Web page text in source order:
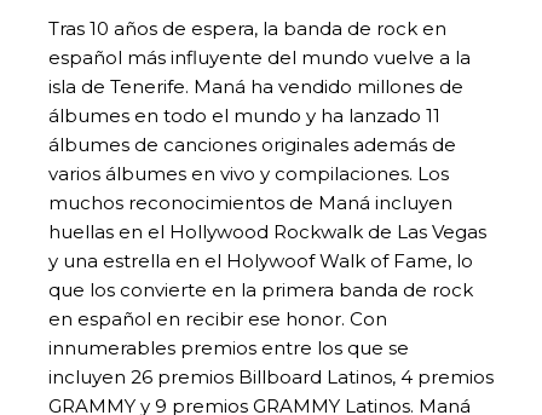
Tras 10 años de espera, la banda de rock en
español más influyente del mundo vuelve a la
isla de Tenerife. Maná ha vendido millones de
álbumes en todo el mundo y ha lanzado 11
álbumes de canciones originales además de
varios álbumes en vivo y compilaciones. Los
muchos reconocimientos de Maná incluyen
huellas en el Hollywood Rockwalk de Las Vegas
y una estrella en el Holywoof Walk of Fame, lo
que los convierte en la primera banda de rock
en español en recibir ese honor. Con
innumerables premios entre los que se
incluyen 26 premios Billboard Latinos, 4 premios
GRAMMY y 9 premios GRAMMY Latinos. Maná